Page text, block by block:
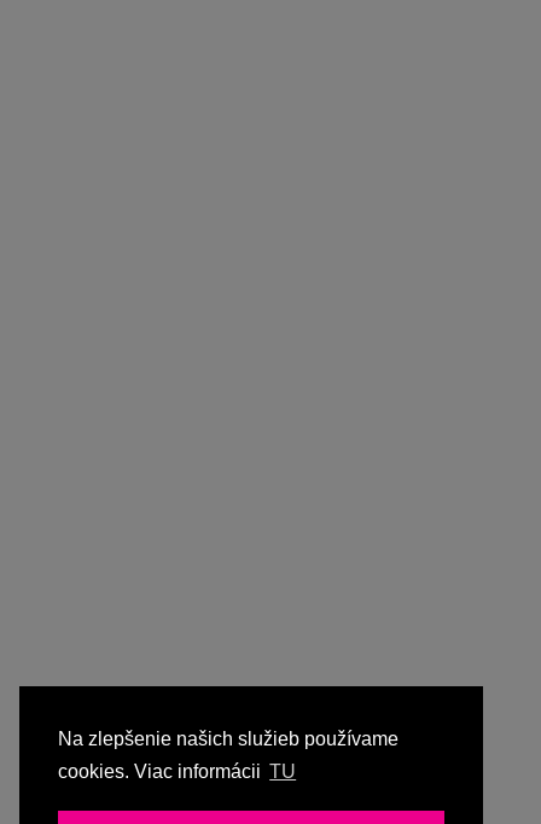
Na zlepšenie našich služieb používame
cookies. Viac informácii TU